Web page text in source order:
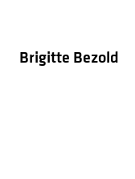
Brigitte Bezold